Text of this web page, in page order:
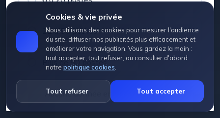
Cookies & vie privée
Nous utilisons des cookies pour mesurer l'audience
du site, diffuser nos publicités plus efficacement et
améliorer votre navigation. Vous gardez la main :
tout accepter, tout refuser, ou consulter d'abord
notre politique cookies
Tout refuser Tout accepter
21 à 50 postes
Plus de 50 postes
Aucune donnée enregistrée, c'est anonyme.